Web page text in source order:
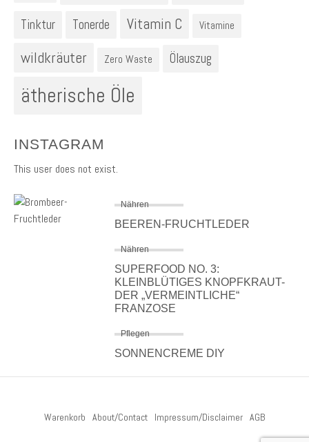
Tinktur Tonerde Vitamin C Vitamine
wildkräuter Zero Waste Ölauszug
ätherische Öle
INSTAGRAM
This user does not exist.
Nähren
BEEREN-FRUCHTLEDER
Nähren
SUPERFOOD NO. 3:
KLEINBLÜTIGES KNOPFKRAUT-
DER „VERMEINTLICHE“
FRANZOSE
Pflegen
SONNENCREME DIY
Warenkorb About/Contact Impressum/Disclaimer AGB